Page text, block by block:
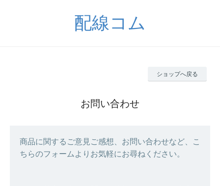
配線コム
ショップへ戻る
お問い合わせ
商品に関するご意見ご感想、お問い合わせなど、こ
ちらのフォームよりお気軽にお尋ねください。